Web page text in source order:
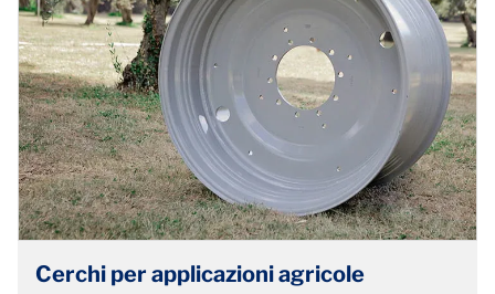
Cerchi per applicazioni agricole